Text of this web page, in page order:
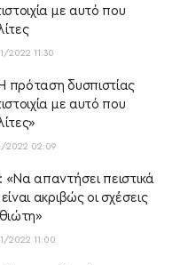
με αυτό που
2022 11:30
πρόταση δυσπιστίας
με αυτό που
2022 02:09
απαντήσει πειστικά
ακριβώς οι σχέσεις
2022 11:00